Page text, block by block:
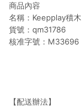
商品內容
名稱：Keepplay積
貨號：qm31786
核准字號：M33696
【配送辦法】